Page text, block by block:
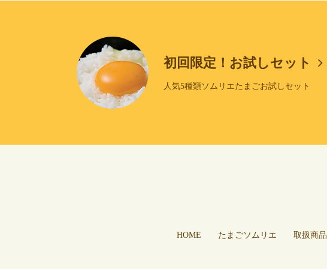
初回限定！お試しセット
人気5種類ソムリエたまごお試しセット
HOME たまごソムリエ 取扱商品